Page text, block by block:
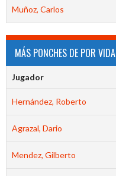
Muñoz, Carlos
MÁS PONCHES DE POR VIDA
Jugador
Hernández, Roberto
Agrazal, Dario
Mendez, Gilberto